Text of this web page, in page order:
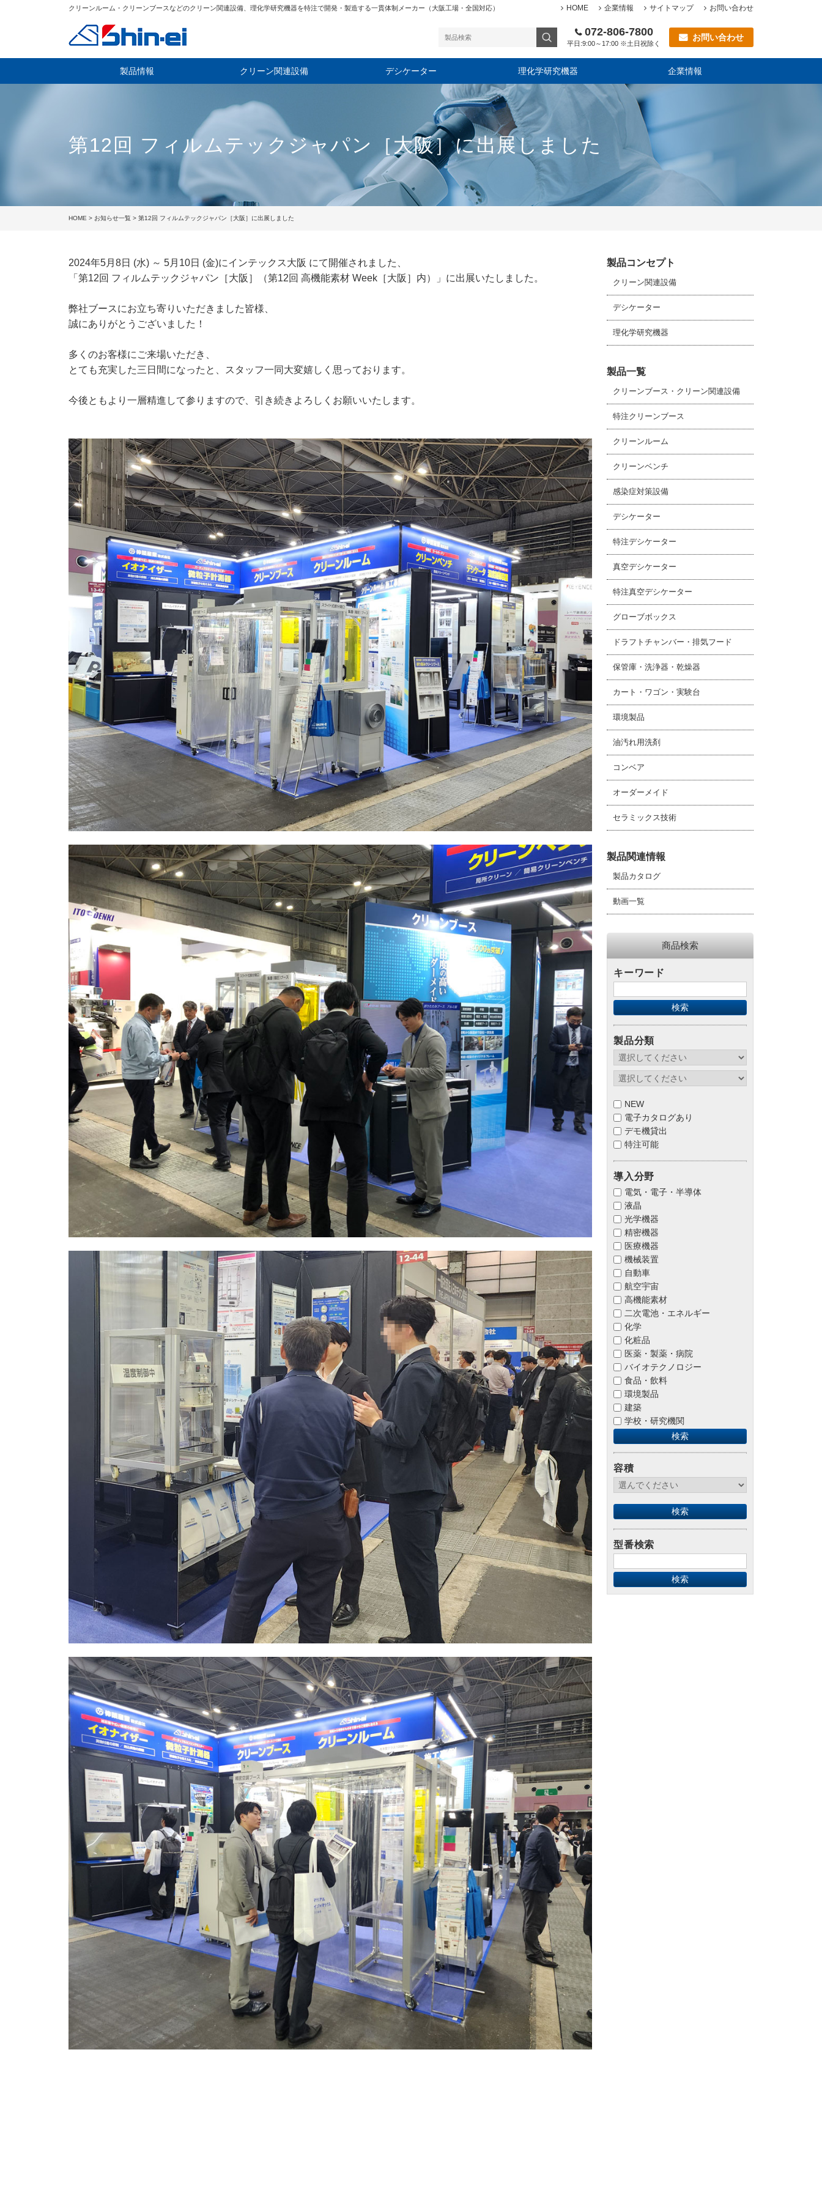
クリーンルーム・クリーンブースなどのクリーン関連設備、理化学研究機器を特注で開発・製造する一貫体制メーカー（大阪工場・全国対応） HOME 企業情報 サイトマップ お問い合わせ
072-806-7800
平日:9:00～17:00 ※土日祝除く
お問い合わせ
製品情報 クリーン関連設備 デシケーター 理化学研究機器 企業情報
第12回 フィルムテックジャパン［大阪］に出展しました
HOME > お知らせ一覧 > 第12回 フィルムテックジャパン［大阪］に出展しました
2024年5月8日 (水) ～ 5月10日 (金)にインテックス大阪 にて開催されました、
「第12回 フィルムテックジャパン［大阪］（第12回 高機能素材 Week［大阪］内）」に出展いたしました。
弊社ブースにお立ち寄りいただきました皆様、
誠にありがとうございました！
多くのお客様にご来場いただき、
とても充実した三日間になったと、スタッフ一同大変嬉しく思っております。
今後ともより一層精進して参りますので、引き続きよろしくお願いいたします。
製品コンセプト
クリーン関連設備
デシケーター
理化学研究機器
製品一覧
クリーンブース・クリーン関連設備
特注クリーンブース
クリーンルーム
クリーンベンチ
感染症対策設備
デシケーター
特注デシケーター
真空デシケーター
特注真空デシケーター
グローブボックス
ドラフトチャンバー・排気フード
保管庫・洗浄器・乾燥器
カート・ワゴン・実験台
環境製品
油汚れ用洗剤
コンベア
オーダーメイド
セラミックス技術
製品関連情報
製品カタログ
動画一覧
商品検索
キーワード
製品分類
NEW
電子カタログあり
デモ機貸出
特注可能
導入分野
電気・電子・半導体
液晶
光学機器
精密機器
医療機器
機械装置
自動車
航空宇宙
高機能素材
二次電池・エネルギー
化学
化粧品
医薬・製薬・病院
バイオテクノロジー
食品・飲料
環境製品
建築
学校・研究機関
容積
型番検索